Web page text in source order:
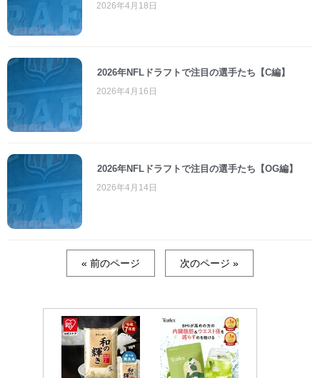
2026年4月18日
2026年NFLドラフトで注目の選手たち【C編】
2026年4月16日
2026年NFLドラフトで注目の選手たち【OG編】
2026年4月14日
« 前のページ 次のページ »